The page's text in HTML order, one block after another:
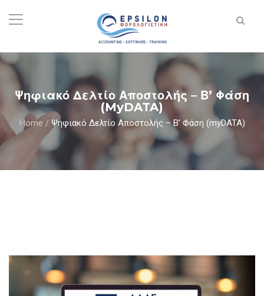
Ψηφιακό Δελτίο Αποστολής – Β’ Φάση
(myDATA)
Home / Ψηφιακό Δελτίο Αποστολής – Β’ Φάση (myDATA)